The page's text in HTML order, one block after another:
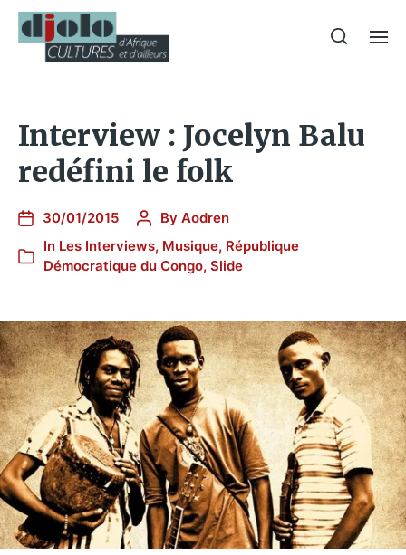
Interview : Jocelyn Balu
redéfini le folk
30/01/2015 By Aodren
In Les Interviews, Musique, République
Démocratique du Congo, Slide